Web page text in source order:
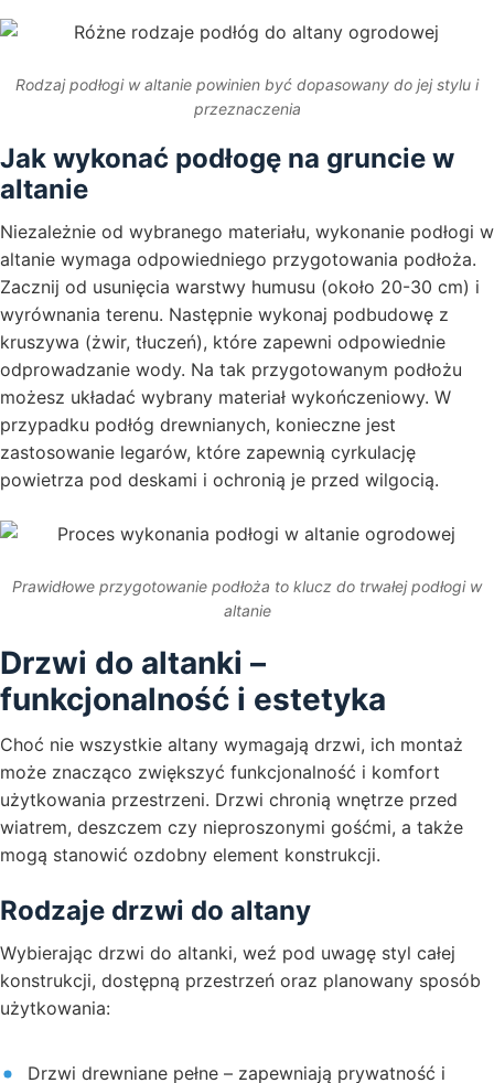
Rodzaj podłogi w altanie powinien być dopasowany do jej stylu i
przeznaczenia
Jak wykonać podłogę na gruncie w
altanie
Niezależnie od wybranego materiału, wykonanie podłogi w
altanie wymaga odpowiedniego przygotowania podłoża.
Zacznij od usunięcia warstwy humusu (około 20-30 cm) i
wyrównania terenu. Następnie wykonaj podbudowę z
kruszywa (żwir, tłuczeń), które zapewni odpowiednie
odprowadzanie wody. Na tak przygotowanym podłożu
możesz układać wybrany materiał wykończeniowy. W
przypadku podłóg drewnianych, konieczne jest
zastosowanie legarów, które zapewnią cyrkulację
powietrza pod deskami i ochronią je przed wilgocią.
Prawidłowe przygotowanie podłoża to klucz do trwałej podłogi w
altanie
Drzwi do altanki –
funkcjonalność i estetyka
Choć nie wszystkie altany wymagają drzwi, ich montaż
może znacząco zwiększyć funkcjonalność i komfort
użytkowania przestrzeni. Drzwi chronią wnętrze przed
wiatrem, deszczem czy nieproszonymi gośćmi, a także
mogą stanowić ozdobny element konstrukcji.
Rodzaje drzwi do altany
Wybierając drzwi do altanki, weź pod uwagę styl całej
konstrukcji, dostępną przestrzeń oraz planowany sposób
użytkowania:
Drzwi drewniane pełne – zapewniają prywatność i